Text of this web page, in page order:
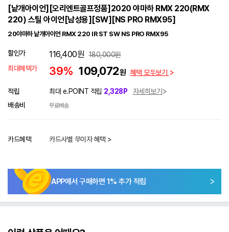
[낱개아이언][오리엔트골프정품]2020 야마하 RMX 220(RMX
220) 스틸 아이언[남성용][SW][NS PRO RMX95]
20야마하 낱개아이언 RMX 220 IR ST SW NS PRO RMX95
할인가 116,400원 180,000원
최대혜택가
39% 109,072원 혜택 모두보기
적립 최대 e.POINT 적립 2,328P
자세히보기
배송비
무료배송
카드혜택 카드사별 무이자 혜택 >
APP에서 구매하면 1% 추가 적립